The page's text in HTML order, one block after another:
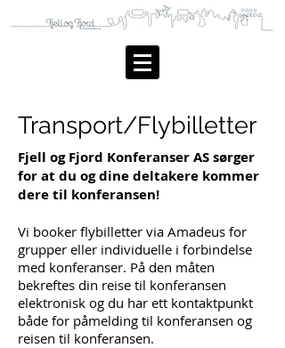
Transport/Flybilletter
Fjell og Fjord Konferanser AS sørger
for at du og dine deltakere kommer
dere til konferansen!
Vi booker flybilletter via Amadeus for
grupper eller individuelle i forbindelse
med konferanser. På den måten
bekreftes din reise til konferansen
elektronisk og du har ett kontaktpunkt
både for påmelding til konferansen og
reisen til konferansen.